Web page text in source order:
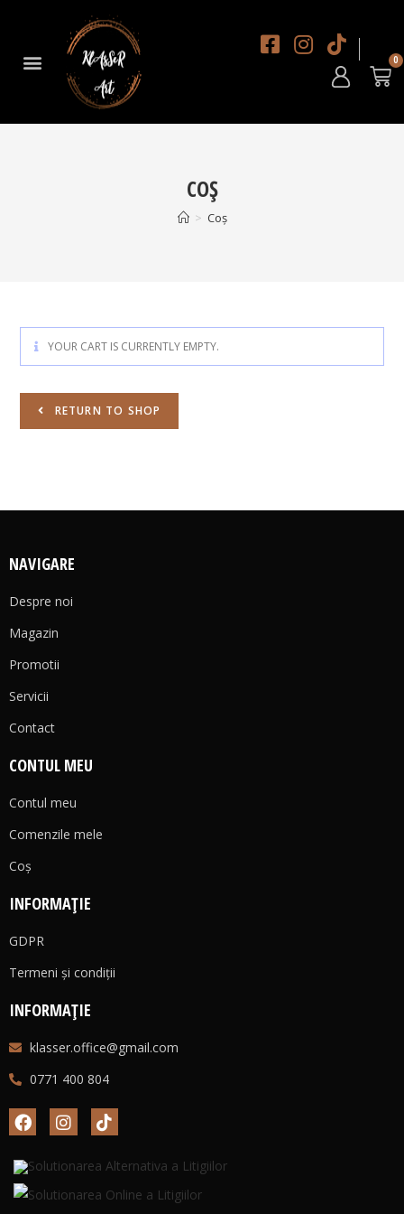
COȘ
> Coș
YOUR CART IS CURRENTLY EMPTY.
RETURN TO SHOP
NAVIGARE
Despre noi
Magazin
Promotii
Servicii
Contact
CONTUL MEU
Contul meu
Comenzile mele
Coş
INFORMAȚIE
GDPR
Termeni și condiții
INFORMAȚIE
klasser.office@gmail.com
0771 400 804